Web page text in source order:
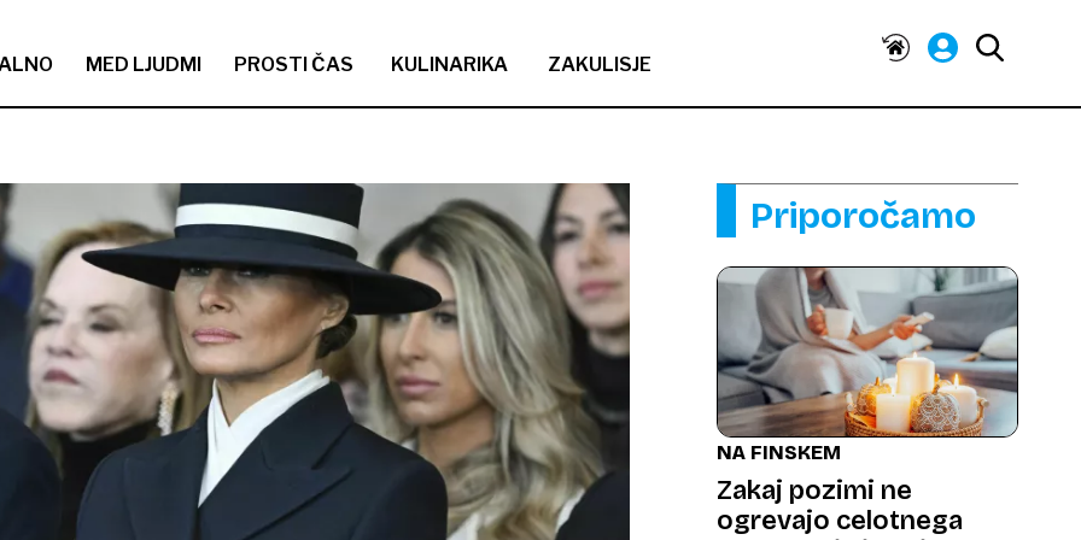
MED LJUDMI PROSTI ČAS KULINARIKA ZAKULISJE
Priporočamo
NA FINSKEM
Zakaj pozimi ne
ogrevajo celotnega